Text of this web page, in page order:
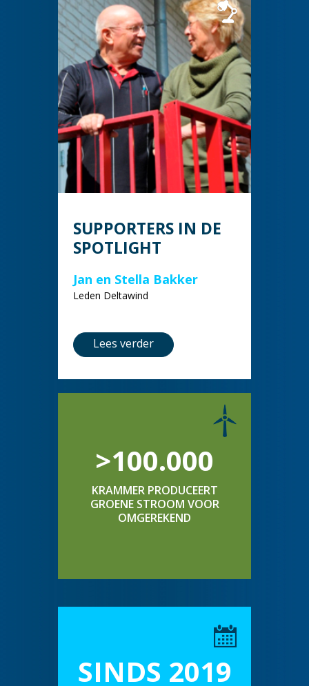
SUPPORTERS IN DE
SPOTLIGHT
Jan en Stella Bakker
Leden Deltawind
Lees verder
>100.000
KRAMMER PRODUCEERT
GROENE STROOM VOOR
OMGEREKEND
SINDS 2019